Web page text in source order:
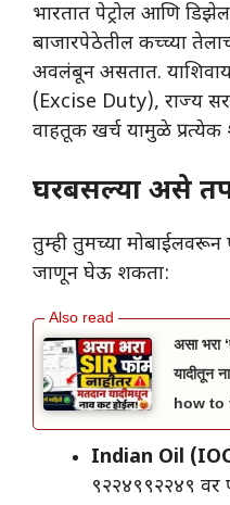
​भारतात पेट्रोल आणि
बाजारपेठेतील कच्च्या
अवलंबून असतात.
(Excise Duty), राज्य
वाहतूक खर्च यामुळे
घरबसल्या असे
​तुम्ही तुमच्या
जाणून घेऊ शकता:
असा भरा
यादीतून
how to
Indian Oil
९२२४९९२२४९ वर